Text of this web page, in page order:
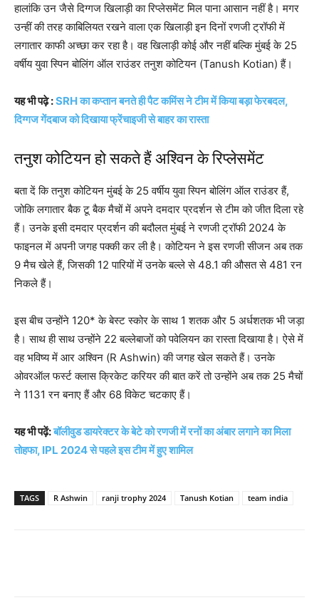
हालांकि उन जैसे दिग्गज खिलाड़ी का रिप्लेसमेंट मिल पाना आसान नहीं है। मगर
उन्हीं की तरह काबिलियत रखने वाला एक खिलाड़ी इन दिनों रणजी ट्रॉफी में
लगातार काफी अच्छा कर रहा है। वह खिलाड़ी कोई और नहीं बल्कि मुंबई के 25
वर्षीय युवा स्पिन बोलिंग ऑल राउंडर तनुश कोटियन (Tanush Kotian) हैं।
यह भी पढ़े :SRH का कप्तान बनते ही पैट कमिंस ने टीम में किया बड़ा फेरबदल,
दिग्गज गेंदबाज को दिखाया फ्रेंचाइजी से बाहर का रास्ता
तनुश कोटियन हो सकते हैं अश्विन के रिप्लेसमेंट
बता दें कि तनुश कोटियन मुंबई के 25 वर्षीय युवा स्पिन बोलिंग ऑल राउंडर हैं,
जोकि लगातार बैक टू बैक मैचों में अपने दमदार प्रदर्शन से टीम को जीत दिला रहे
हैं। उनके इसी दमदार प्रदर्शन की बदौलत मुंबई ने रणजी ट्रॉफी 2024 के
फाइनल में अपनी जगह पक्की कर ली है। कोटियन ने इस रणजी सीजन अब तक
9 मैच खेले हैं, जिसकी 12 पारियों में उनके बल्ले से 48.1 की औसत से 481 रन
निकले हैं।
इस बीच उन्होंने 120* के बेस्ट स्कोर के साथ 1 शतक और 5 अर्धशतक भी जड़ा
है। साथ ही साथ उन्होंने 22 बल्लेबाजों को पवेलियन का रास्ता दिखाया है। ऐसे में
वह भविष्य में आर अश्विन (R Ashwin) की जगह खेल सकते हैं। उनके
ओवरऑल फर्स्ट क्लास क्रिकेट करियर की बात करें तो उन्होंने अब तक 25 मैचों
ने 1131 रन बनाए हैं और 68 विकेट चटकाए हैं।
यह भी पढ़ें:बॉलीवुड डायरेक्टर के बेटे को रणजी में रनों का अंबार लगाने का मिला
तोहफा, IPL 2024 से पहले इस टीम में हुए शामिल
TAGS R Ashwin ranji trophy 2024 Tanush Kotian team india